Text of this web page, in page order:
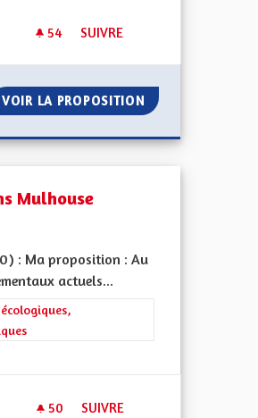
54 54 ABONNÉS
SUIVRE
VOIR LA PROPOSITION AMÉLIORER
Mulhouse
: Ma proposition : Au
actuels...
: Les transitions énergétiques,
50 50 ABONNÉS
SUIVRE